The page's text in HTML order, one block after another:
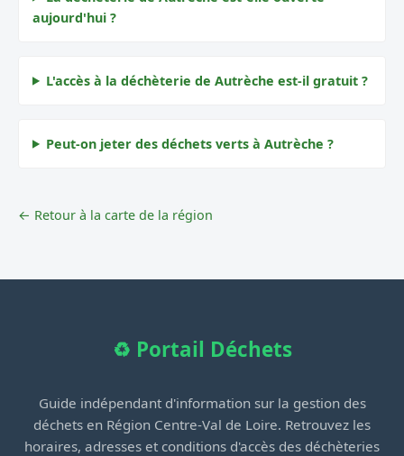
aujourd'hui ?
L'accès à la déchèterie de Autrèche est-il gratuit ?
Peut-on jeter des déchets verts à Autrèche ?
← Retour à la carte de la région
♻️ Portail Déchets
Guide indépendant d'information sur la gestion des
déchets en Région Centre-Val de Loire. Retrouvez les
horaires, adresses et conditions d'accès des déchèteries